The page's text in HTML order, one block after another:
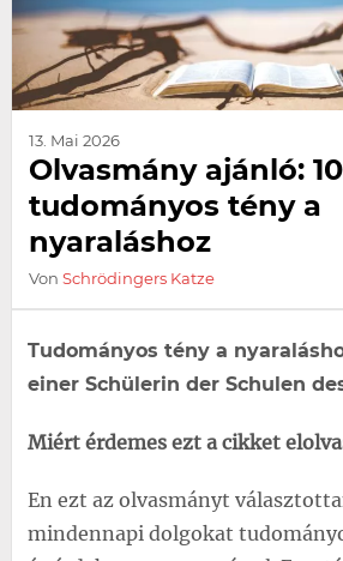
13. Mai 2026
Olvasmány ajánló: 10
tudományos tény a
nyaraláshoz
Von Schrödingers Katze
Tudományos tény a
einer Schülerin der Schulen
Miért érdemes ezt a cikket
En ezt az olvasmányt
mindennapi dolgokat